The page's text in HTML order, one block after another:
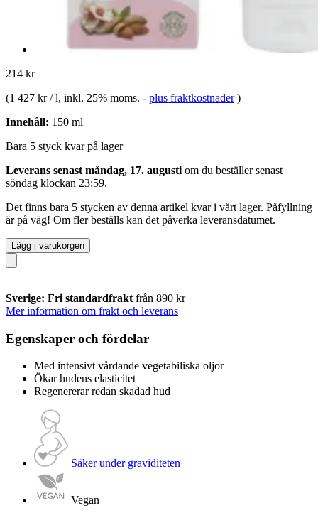
214 kr
(1 427 kr / l, inkl. 25% moms. - plus fraktkostnader )
Innehåll: 150 ml
Bara 5 styck kvar på lager
Leverans senast måndag, 17. augusti om du beställer senast
söndag klockan 23:59.
Det finns bara 5 stycken av denna artikel kvar i vårt lager. Påfyllning
är på väg! Om fler beställs kan det påverka leveransdatumet.
Lägg i varukorgen
Sverige: Fri standardfrakt från 890 kr
Mer information om frakt och leverans
Egenskaper och fördelar
Med intensivt vårdande vegetabiliska oljor
Ökar hudens elasticitet
Regenererar redan skadad hud
Säker under graviditeten
Vegan